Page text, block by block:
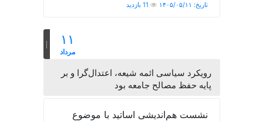
تاریخ: ۱۴۰۵/۰۵/۱۱
۱۱
مرداد
رویکرد سیاسی ائمه شیعه، اعتدال‌گرا و بر
پایه حفظ مصالح جامعه بود
نشست هم‌اندیشی اساتید با موضوع